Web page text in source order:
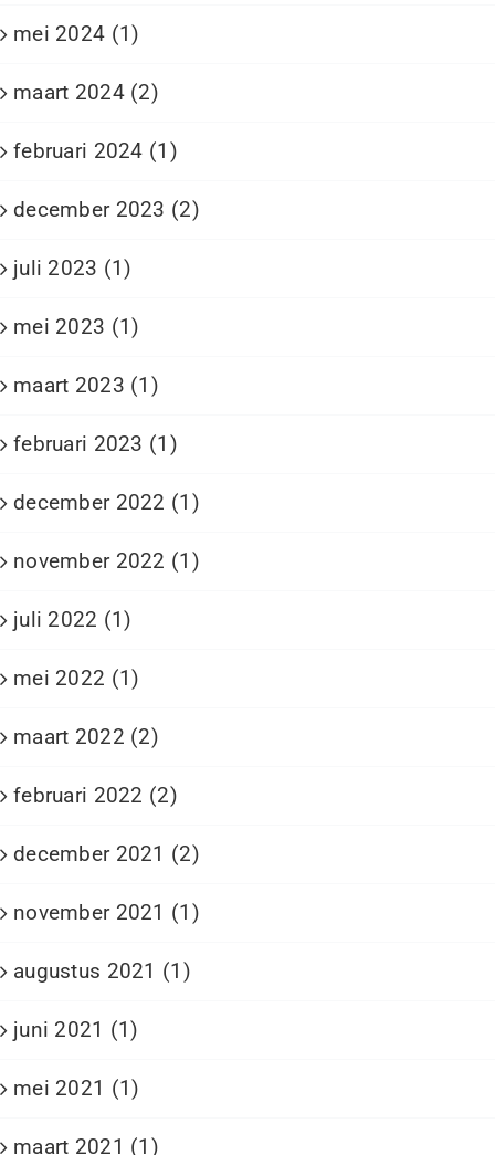
mei 2024 (1)
maart 2024 (2)
februari 2024 (1)
december 2023 (2)
juli 2023 (1)
mei 2023 (1)
maart 2023 (1)
februari 2023 (1)
december 2022 (1)
november 2022 (1)
juli 2022 (1)
mei 2022 (1)
maart 2022 (2)
februari 2022 (2)
december 2021 (2)
november 2021 (1)
augustus 2021 (1)
juni 2021 (1)
mei 2021 (1)
maart 2021 (1)